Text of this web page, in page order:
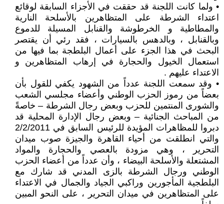
• ولما كانت اللجنة قد حققت في الأجزاء السابقة لوقائع
اعتداء الشرطة على المتظاهرين بالأسلحة النارية
والمطاطية و الخرطوشة والقنابل المسيلة للدموع
وبالقنابل ، وبالدهس بالسيارات ، فقد رئي أن يقتصر
البحث في هذا الجزء على أعمال البلطجة بما فيها من
استعمال الخيول والحجارة في إرهاب المتظاهرين و
الاعتداء عليهم .
• وقد سمعت اللجنة عدداً من الشهود يكفي للقول بأن
بعضاً من رموز الحزب الوطني وأعضاء مجلسي الشعب
والشورى المنتمين للحزب وبعض رجال الشرطة – خاصةً
من المباحث الجنائية – وبعض رجال الإدارة المحلية قد
دبروا للمظاهرات المؤيدة للرئيس السابق في 2/2/2011
والتي انطلقت من أحياء القاهرة والجيزة صوب ميدان
التحرير ، وهي مزودة بالعصي والحجارة والمواد
المشتعلة والأسلحة البيضاء ، وأن عدداً من أعضاء الحزب
الوطني ورجال الشرطة بالزى المدني قد شارك مع
البلطجية المأجورين وراكبي الجياد والجمال في الاعتداء
على المتظاهرين في ميدان التحرير ، على النحو المبين